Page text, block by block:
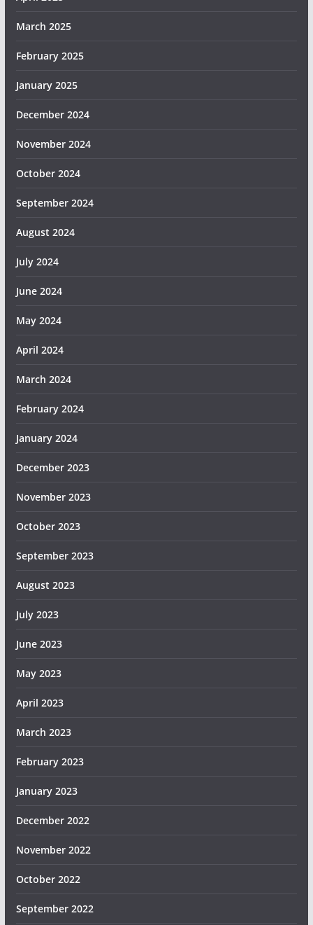
March 2025
February 2025
January 2025
December 2024
November 2024
October 2024
September 2024
August 2024
July 2024
June 2024
May 2024
April 2024
March 2024
February 2024
January 2024
December 2023
November 2023
October 2023
September 2023
August 2023
July 2023
June 2023
May 2023
April 2023
March 2023
February 2023
January 2023
December 2022
November 2022
October 2022
September 2022